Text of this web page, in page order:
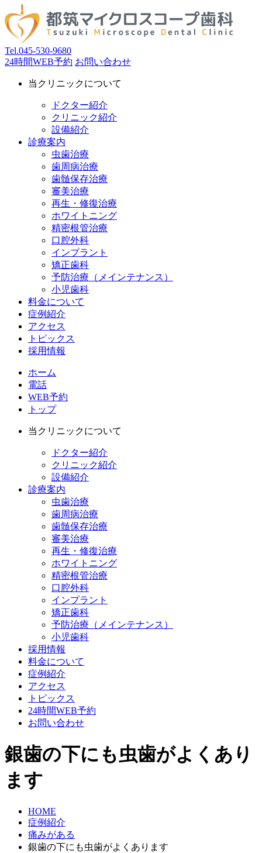
Tel.045-530-9680
24時間WEB予約 お問い合わせ
当クリニックについて
ドクター紹介
クリニック紹介
設備紹介
診療案内
虫歯治療
歯周病治療
歯髄保存治療
審美治療
再生・修復治療
ホワイトニング
精密根管治療
口腔外科
インプラント
矯正歯科
予防治療（メインテナンス）
小児歯科
料金について
症例紹介
アクセス
トピックス
採用情報
ホーム
電話
WEB予約
トップ
当クリニックについて
ドクター紹介
クリニック紹介
設備紹介
診療案内
虫歯治療
歯周病治療
歯髄保存治療
審美治療
再生・修復治療
ホワイトニング
精密根管治療
口腔外科
インプラント
矯正歯科
予防治療（メインテナンス）
小児歯科
採用情報
料金について
症例紹介
アクセス
トピックス
24時間WEB予約
お問い合わせ
銀歯の下にも虫歯がよくあり
ます
HOME
症例紹介
痛みがある
銀歯の下にも虫歯がよくあります